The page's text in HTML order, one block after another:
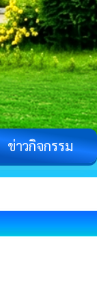
ข่าวกิจกรรม